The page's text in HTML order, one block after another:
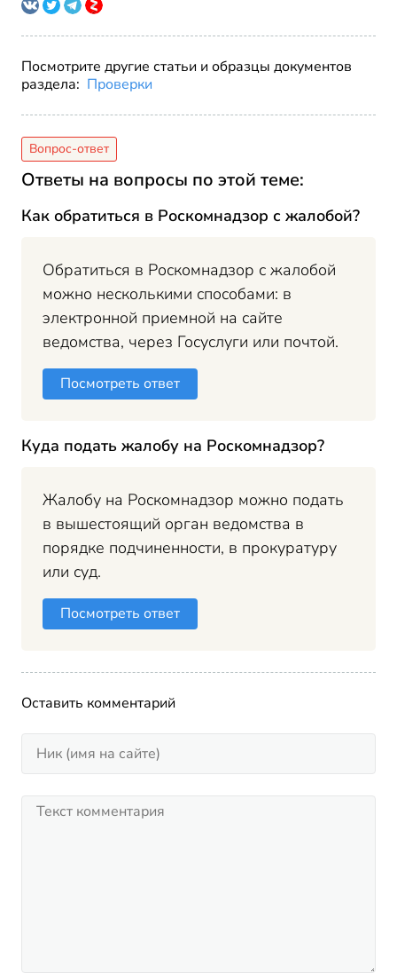
Посмотрите другие статьи и образцы документов
раздела: Проверки
Ответы на вопросы по этой теме:
Как обратиться в Роскомнадзор с жалобой?
Обратиться в Роскомнадзор с жалобой
можно несколькими способами: в
электронной приемной на сайте
ведомства, через Госуслуги или почтой.
Посмотреть ответ
Куда подать жалобу на Роскомнадзор?
Жалобу на Роскомнадзор можно подать
в вышестоящий орган ведомства в
порядке подчиненности, в прокуратуру
или суд.
Посмотреть ответ
Оставить комментарий